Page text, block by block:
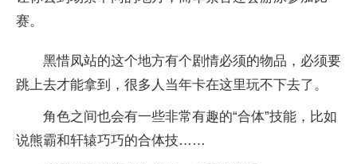
赛。
黑惜凤站的这个地方有个剧情必须的物品，必须要
跳上去才能拿到，很多人当年卡在这里玩不下去了。
角色之间也会有一些非常有趣的“合体”技能，比如
说熊霸和轩辕巧巧的合体技……